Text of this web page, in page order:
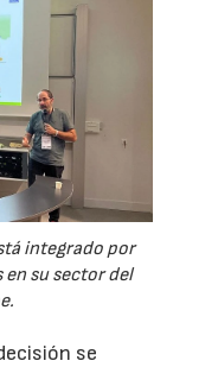
integrado por
su sector del
se